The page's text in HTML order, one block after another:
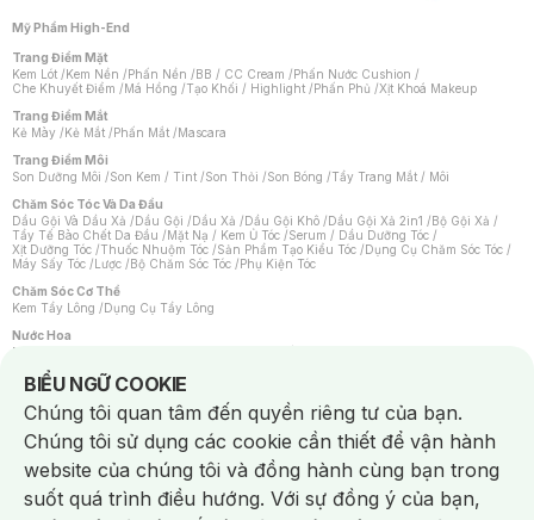
Mỹ Phẩm High-End
Trang Điểm Mặt
Kem Lót /Kem Nền /Phấn Nền /BB / CC Cream /Phấn Nước Cushion /
Che Khuyết Điểm /Má Hồng /Tạo Khối / Highlight /Phấn Phủ /Xịt Khoá Makeup
Trang Điểm Mắt
Kẻ Mày /Kẻ Mắt /Phấn Mắt /Mascara
Trang Điểm Môi
Son Dưỡng Môi /Son Kem / Tint /Son Thỏi /Son Bóng /Tẩy Trang Mắt / Môi
Chăm Sóc Tóc Và Da Đầu
Dầu Gội Và Dầu Xả /Dầu Gội /Dầu Xả /Dầu Gội Khô /Dầu Gội Xả 2in1 /Bộ Gội Xả /
Tẩy Tế Bào Chết Da Đầu /Mặt Nạ / Kem Ủ Tóc /Serum / Dầu Dưỡng Tóc /
Xịt Dưỡng Tóc /Thuốc Nhuộm Tóc /Sản Phẩm Tạo Kiểu Tóc /Dụng Cụ Chăm Sóc Tóc /
Máy Sấy Tóc /Lược /Bộ Chăm Sóc Tóc /Phụ Kiện Tóc
Chăm Sóc Cơ Thể
Kem Tẩy Lông /Dụng Cụ Tẩy Lông
Nước Hoa
Nước Hoa Nữ
Chăm Sóc Cá Nhân
Chống Muỗi /Khẩu Trang /Máy Massage/Mặt Nạ Xông Hơi /Nước Rửa Tay/
Sản Phẩm Chăm Sóc Khác /Bàn Chải Đánh Răng /Bàn Chải Điện/
Hỗ Trợ Trắng Răng/Kem Đánh Răng /Máy Tăm Nước/ Nước Súc Miệng/
Tăm / Chỉ Nha Khoa/ Xịt Thơm Miệng / Dung Dịch Vệ Sinh/Dưỡng Vùng Kín/
Khăn Ướt Vệ Sinh Vùng Kín/Băng Vệ Sinh/Tampon/Bọt Cạo Râu /Dao Cạo Râu/
Máy Cạo Râu
Vấn Đề Về Da
BIỂU NGỮ COOKIE
Notice about cookies usage
Chúng tôi quan tâm đến quyền riêng tư của bạn.
Chúng tôi sử dụng các cookie cần thiết để vận hành
website của chúng tôi và đồng hành cùng bạn trong
suốt quá trình điều hướng. Với sự đồng ý của bạn,